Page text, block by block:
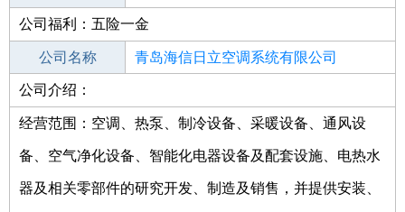
其他行业
公司福利：五险一金
公司名称 青岛海信日立空调系统有限公司
公司类型
公司介绍：
经营范围：空调、热泵、制冷设备、采暖设备、通风设
备、空气净化设备、智能化电器设备及配套设施、电热水
器及相关零部件的研究开发、制造及销售，并提供安装、